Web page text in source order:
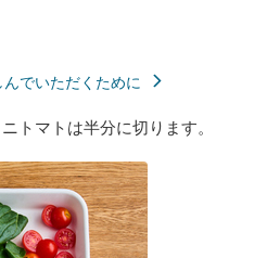
でいただくために
トマトは半分に切ります。